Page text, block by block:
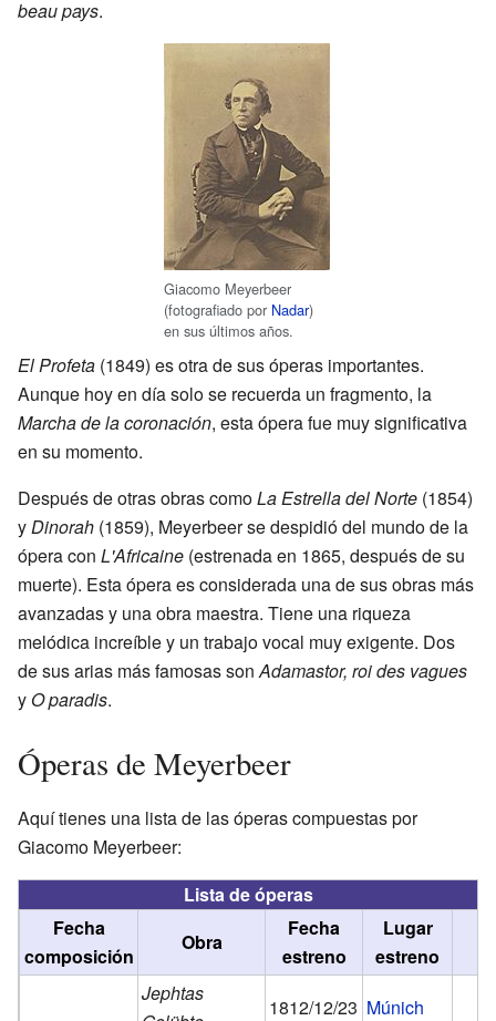
beau pays.
Giacomo Meyerbeer
(fotografiado por Nadar)
en sus últimos años.
El Profeta (1849) es otra de sus óperas importantes.
Aunque hoy en día solo se recuerda un fragmento, la
Marcha de la coronación, esta ópera fue muy significativa
en su momento.
Después de otras obras comoLa Estrella del Norte (1854)
yDinorah (1859), Meyerbeer se despidió del mundo de la
ópera con L'Africaine (estrenada en 1865, después de su
muerte). Esta ópera es considerada una de sus obras más
avanzadas y una obra maestra. Tiene una riqueza
melódica increíble y un trabajo vocal muy exigente. Dos
de sus arias más famosas sonAdamastor, roi des vagues
y O paradis.
Óperas de Meyerbeer
Aquí tienes una lista de las óperas compuestas por
Giacomo Meyerbeer:
Lista de óperas
Fecha
composición
Obra
Fecha
estreno
Lugar
estreno
Jephtas
1812/12/23 Múnich